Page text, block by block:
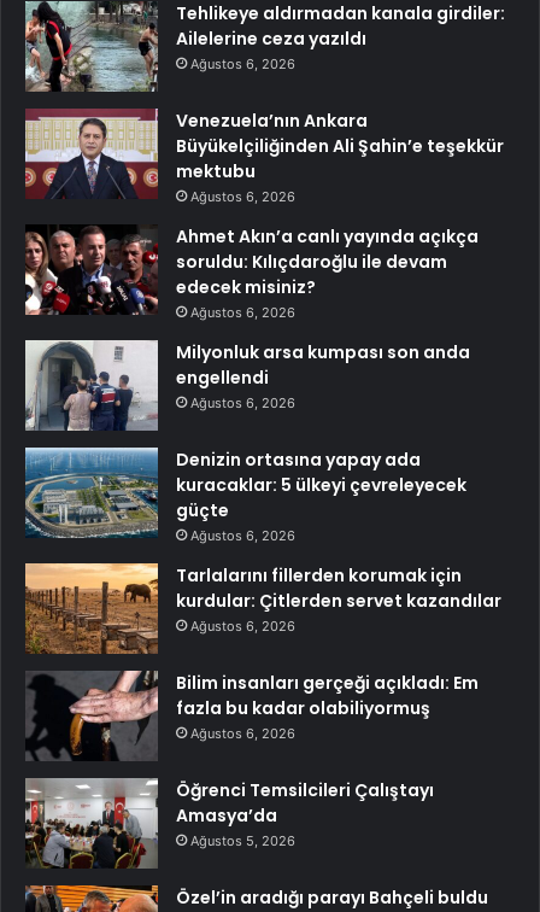
Tehlikeye aldırmadan kanala girdiler:
Ailelerine ceza yazıldı
Ağustos 6, 2026
Venezuela’nın Ankara
Büyükelçiliğinden Ali Şahin’e teşekkür
mektubu
Ağustos 6, 2026
Ahmet Akın’a canlı yayında açıkça
soruldu: Kılıçdaroğlu ile devam
edecek misiniz?
Ağustos 6, 2026
Milyonluk arsa kumpası son anda
engellendi
Ağustos 6, 2026
Denizin ortasına yapay ada
kuracaklar: 5 ülkeyi çevreleyecek
güçte
Ağustos 6, 2026
Tarlalarını fillerden korumak için
kurdular: Çitlerden servet kazandılar
Ağustos 6, 2026
Bilim insanları gerçeği açıkladı: Em
fazla bu kadar olabiliyormuş
Ağustos 6, 2026
Öğrenci Temsilcileri Çalıştayı
Amasya’da
Ağustos 5, 2026
Özel’in aradığı parayı Bahçeli buldu